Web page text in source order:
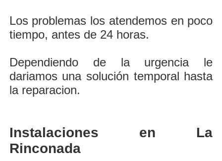
Los problemas los atendemos en poco
tiempo, antes de 24 horas.
Dependiendo de la urgencia le
dariamos una solución temporal hasta
la reparacion.
Instalaciones en La
Rinconada